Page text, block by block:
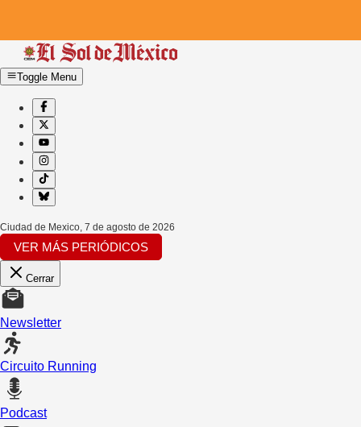
Toggle Menu
Ciudad de Mexico, 7 de agosto de 2026
VER MÁS PERIÓDICOS
Cerrar
Newsletter
Circuito Running
Podcast